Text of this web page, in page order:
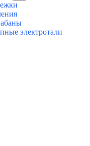
электротали